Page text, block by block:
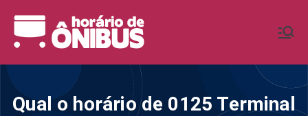
para
Ônibus BR
Horários de Ônibus de todo o
Qual o horário de 0125 Terminal